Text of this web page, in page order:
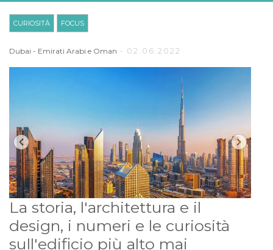
CURIOSITÀ FOCUS
Dubai - Emirati Arabi e Oman - 02.06.2022
La storia, l'architettura e il
design, i numeri e le curiosità
sull'edificio più alto mai